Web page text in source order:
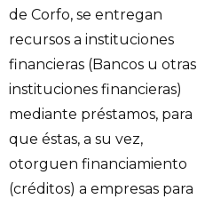
de Corfo, se entregan
recursos a instituciones
financieras (Bancos u otras
instituciones financieras)
mediante préstamos, para
que éstas, a su vez,
otorguen financiamiento
(créditos) a empresas para